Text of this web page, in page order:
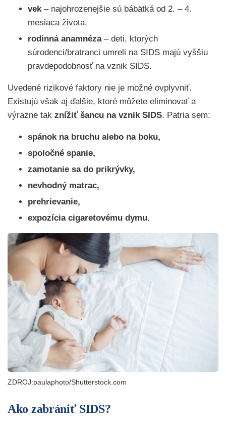
vek – najohrozenejšie sú bábätká od 2. – 4.
mesiaca života,
rodinná anamnéza– deti, ktorých
súrodenci/bratranci umreli na SIDS majú vyššiu
pravdepodobnosť na vznik SIDS.
Uvedené rizikové faktory nie je možné ovplyvniť.
Existujú však aj ďalšie, ktoré môžete eliminovať a
výrazne tak znížiť šancu na vznik SIDS. Patria sem:
spánok na bruchu alebo na boku,
spoločné spanie,
zamotanie sa do prikrývky,
nevhodný matrac,
prehrievanie,
expozícia cigaretovému dymu.
ZDROJ:paulaphoto/Shutterstock.com
Ako zabrániť SIDS?